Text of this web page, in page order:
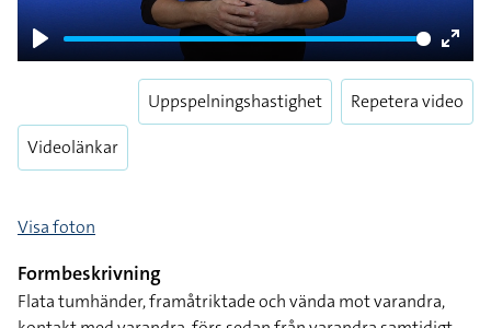
Play
Enter
Videolänkar
Uppspelningshastighet Repetera video
Visa foton
Formbeskrivning
Flata tumhänder, framåtriktade och vända mot varandra,